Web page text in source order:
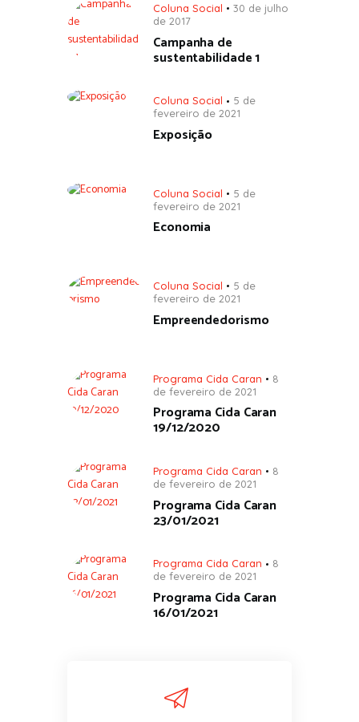
Coluna Social
30 de julho
de 2017
Campanha de
sustentabilidade 1
Coluna Social
5 de
fevereiro de 2021
Exposição
Coluna Social
5 de
fevereiro de 2021
Economia
Coluna Social
5 de
fevereiro de 2021
Empreendedorismo
Programa Cida Caran
8
de fevereiro de 2021
Programa Cida Caran
19/12/2020
Programa Cida Caran
8
de fevereiro de 2021
Programa Cida Caran
23/01/2021
Programa Cida Caran
8
de fevereiro de 2021
Programa Cida Caran
16/01/2021